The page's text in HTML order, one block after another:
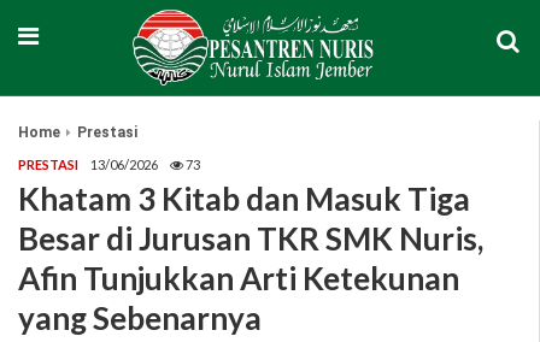
Home Prestasi
PRESTASI 13/06/2026 73
Khatam 3 Kitab dan Masuk Tiga
Besar di Jurusan TKR SMK Nuris,
Afin Tunjukkan Arti Ketekunan
yang Sebenarnya